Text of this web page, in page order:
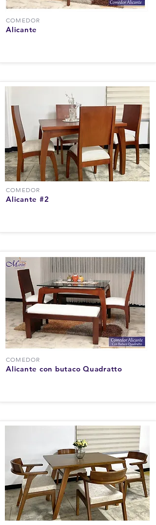
COMEDOR
Alicante
COMEDOR
Alicante #2
COMEDOR
Alicante con butaco Quadratto